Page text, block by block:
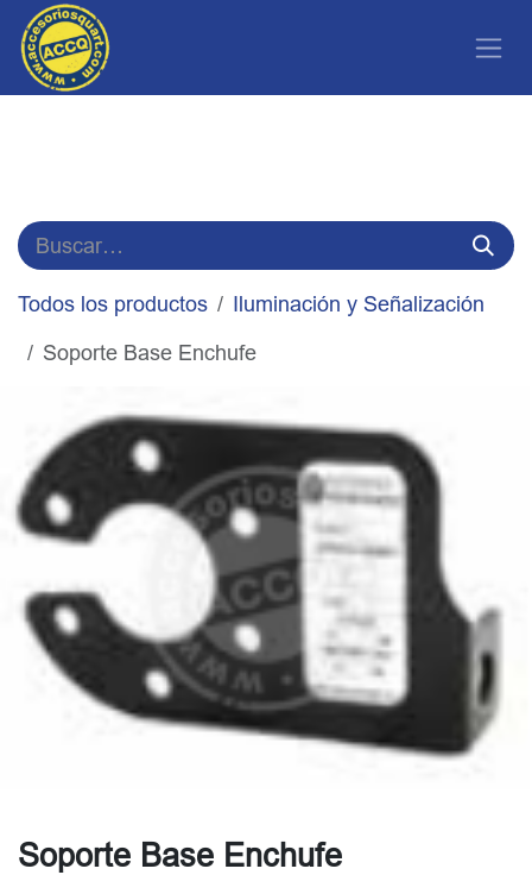
Ir al contenido
Todos los productos
Iluminación y Señalización
Soporte Base Enchufe
Soporte Base Enchufe